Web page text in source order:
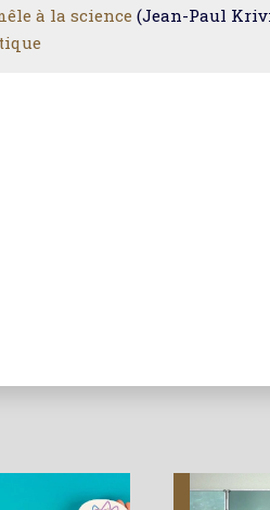
à la science (Jean-Paul